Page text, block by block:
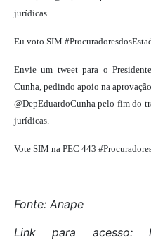
jurídicas.
Eu voto SIM
Envie um tweet para o
Cunha, pedindo apoio na
@DepEduardoCunha pelo fim do
jurídicas.
Vote SIM na PEC 443
Fonte: Anape
Link para acesso: